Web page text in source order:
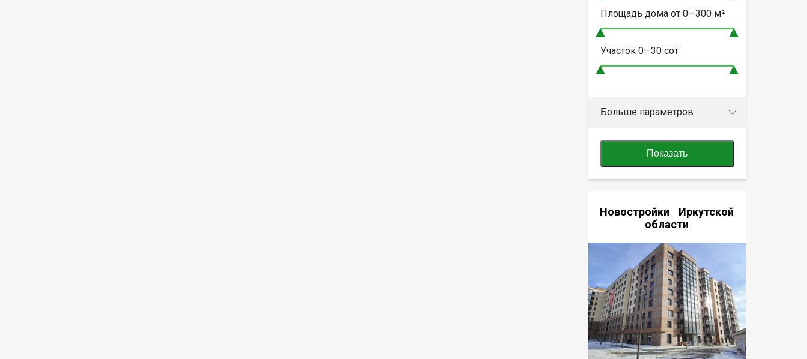
Площадь дома от 0—300м²
Участок 0—30сот
Больше параметров
Показать
Новостройки Иркутской
области